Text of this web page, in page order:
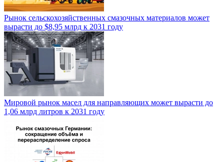
Рынок сельскохозяйственных смазочных материалов может
вырасти до $8,95 млрд к 2031 году
Мировой рынок масел для направляющих может вырасти до
1,06 млрд литров к 2031 году